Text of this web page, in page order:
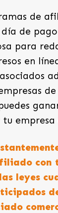
de
de
para
en
empresa
con
leyes